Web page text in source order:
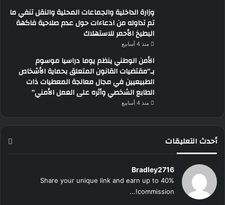
وزارة الداخلية والجماعات المحلية والنقل تنفي ما
تم تداوله من ادعاءات حول عدم صلاحية فاكهة
البطيخ الأحمر للاستهلاك
منذ 4 أسابيع
الأمن الوطني ينظم يوما دراسيا موسوم
بـ”مقتضيات القانون المتعلق بحماية الأشخاص
الطبيعيين في مجال معالجة المعطيات ذات
الطابع الشخصي وأثره على العمل الأمني”
منذ 4 أسابيع
أحدث التعليقات
Bradley2716
Share your unique link and earn up to 40%
commission!...